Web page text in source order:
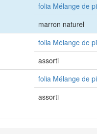
folia Mélange de
marron naturel
folia Mélange de
assorti
folia Mélange de
assorti